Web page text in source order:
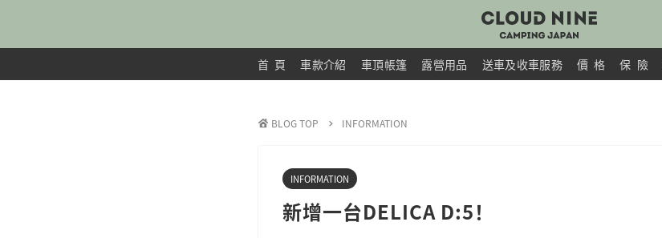
首 頁 車款介紹 車頂帳篷 露營用品 送車及收車服務 價 格 保 險
BLOG TOP INFORMATION
INFORMATION
新增一台DELICA D:5！